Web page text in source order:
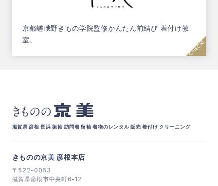
京都嵯峨野きもの学院監修かんたん前結び 着付け教
室。
きものの 京美
滋賀県 彦根 長浜 振袖 訪問着 留袖 着物のレンタル 販売 着付け クリーニング
きものの京美 彦根本店
〒522-0063
滋賀県彦根市中央町6-12